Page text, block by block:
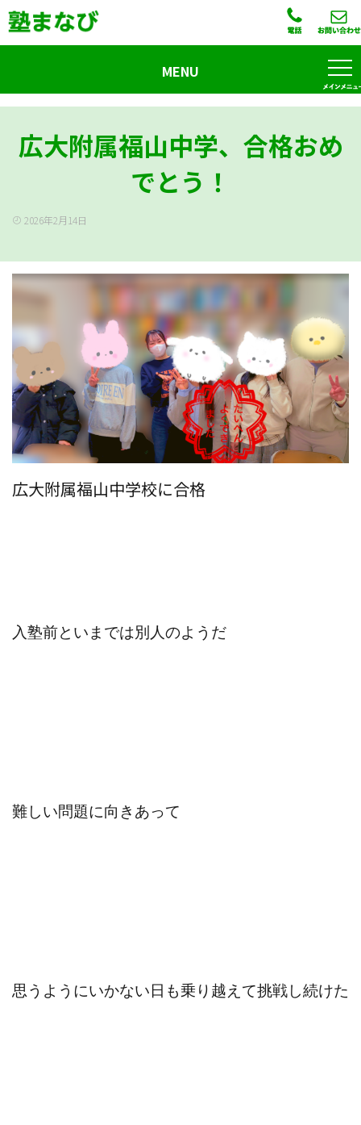
広大附属福山中学、合格おめ
でとう！
2026年2月14日
広大附属福山中学校に合格
入塾前といまでは別人のようだ
難しい問題に向きあって
思うようにいかない日も乗り越えて挑戦し続けた
MENU